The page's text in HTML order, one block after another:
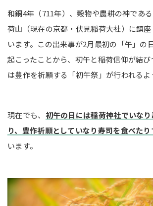
和銅4年（711年）、穀物や農耕の神であ
荷山（現在の京都・伏見稲荷大社）に鎮
います。この出来事が2月最初の「午」の
起こったことから、初午と稲荷信仰が結
は豊作を祈願する「初午祭」が行われるよ
現在でも、 初午の日には稲荷神社でいな
り、豊作祈願としていなり寿司を食べた
います。